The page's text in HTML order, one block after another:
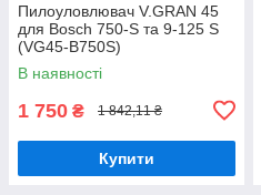
Пилоуловлювач V.GRAN 45
для Bosch 750-S та 9-125 S
(VG45-B750S)
В наявності
1 750 ₴ 1 842,11 ₴
Купити